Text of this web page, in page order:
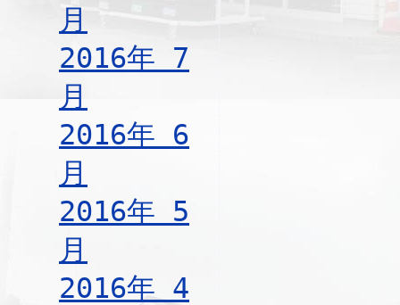
月
2016年 7
月
2016年 6
月
2016年 5
月
2016年 4